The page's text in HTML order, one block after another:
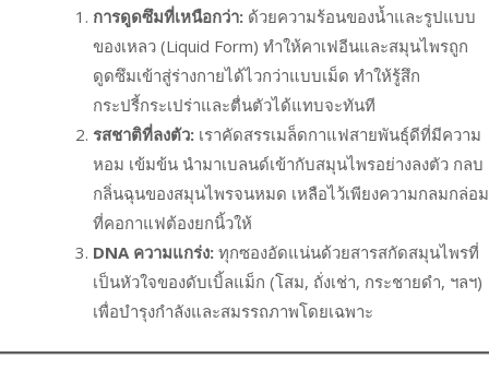
การดูดซึมที่เหนือกว่า: ด้วยความร้อนของน้ำและรูปแบบ
ของเหลว (Liquid Form) ทำให้คาเฟอีนและสมุนไพรถูก
ดูดซึมเข้าสู่ร่างกายได้ไวกว่าแบบเม็ด ทำให้รู้สึก
กระปรี้กระเปร่าและตื่นตัวได้แทบจะทันที
รสชาติที่ลงตัว: เราคัดสรรเมล็ดกาแฟสายพันธุ์ดีที่มีความ
หอม เข้มข้น นำมาเบลนด์เข้ากับสมุนไพรอย่างลงตัว กลบ
กลิ่นฉุนของสมุนไพรจนหมด เหลือไว้เพียงความกลมกล่อม
ที่คอกาแฟต้องยกนิ้วให้
DNA ความแกร่ง: ทุกซองอัดแน่นด้วยสารสกัดสมุนไพรที่
เป็นหัวใจของดับเบิ้ลแม็ก (โสม, ถั่งเช่า, กระชายดำ, ฯลฯ)
เพื่อบำรุงกำลังและสมรรถภาพโดยเฉพาะ